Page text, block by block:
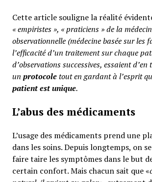
Cette article souligne la réalité
« empiristes », « praticiens » de la
observationnelle (médecine basée sur les
l’efficacité d’un traitement sur chaque
d’observations successives, essaient d’en
un protocoletout en gardant à l’esprit
patient est unique.
L’abus des médicaments
L’usage des médicaments prend une
dans les soins. Depuis longtemps, on
faire taire les symptômes dans le but
certain confort. Mais chacun sait que «